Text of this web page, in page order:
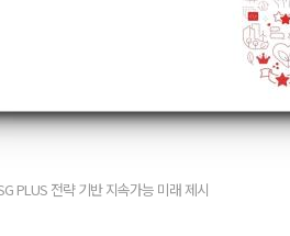
PLUS 전략 기반 지속가능 미래 제시